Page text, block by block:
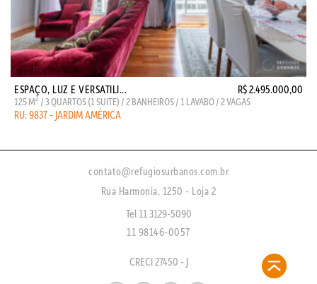
ESPAÇO, LUZ E VERSATILI... R$ 2.495.000,00
125 M2 / 3 QUARTOS (1 SUITE) / 2 BANHEIROS / 1 LAVABO / 2 VAGAS
RU: 9837 - JARDIM AMÉRICA
contato@refugiosurbanos.com.br
Rua Harmonia, 1250 - Loja 2
Tel 11 3129-5090
11 98146-0057
CRECI 27450 - J